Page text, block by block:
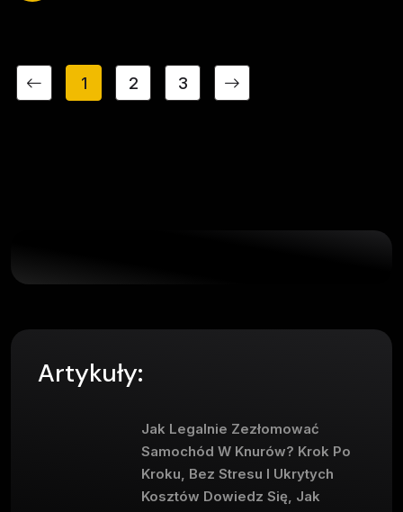
1 2 3
Artykuły:
Jak Legalnie Zezłomować
Samochód W Knurów? Krok Po
Kroku, Bez Stresu I Ukrytych
Kosztów Dowiedz Się, Jak